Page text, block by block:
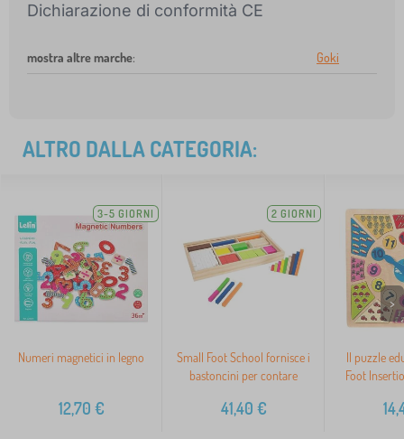
Dichiarazione di conformità CE
mostra altre marche: Goki
ALTRO DALLA CATEGORIA:
3-5 GIORNI
Numeri magnetici in legno
12,70 €
2 GIORNI
Small Foot School fornisce i
bastoncini per contare
41,40 €
Il puzzle
Foot
>